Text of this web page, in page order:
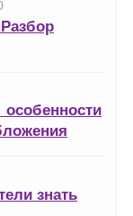
особенности
знать